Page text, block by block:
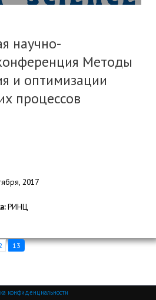
научно-
Методы
и оптимизации
процессов
2017
РИНЦ
13
конфиденциальности